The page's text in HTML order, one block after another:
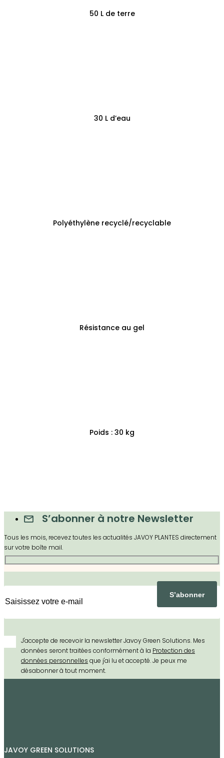
50 L de terre
30 L d’eau
Polyéthylène recyclé/recyclable
Résistance au gel
Poids : 30 kg
S’abonner à notre Newsletter
Tous les mois, recevez toutes les actualités JAVOY PLANTES directement
sur votre boîte mail.
J'accepte de recevoir la newsletter Javoy Green Solutions. Mes
données seront traitées conformément à la Protection des
données personnelles que j'ai lu et accepté. Je peux me
désabonner à tout moment.
JAVOY GREEN SOLUTIONS